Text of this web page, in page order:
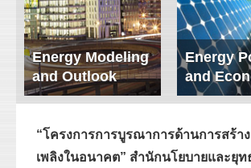
Energy Modeling
and Outlook
ERI conducts rigorous
energy supply and
energy-consuming
Energy
and
We focus on
innovation,
policy. Two
“โครงการการบูรณาการด้านการสร้า
เพลิงในอนาคต” สำนักนโยบายและยุ